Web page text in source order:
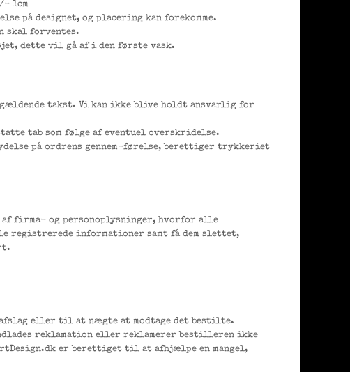
1cm
på designet, og placering kan forekomme.
skal forventes.
dette vil gå af i den første vask.
takst. Vi kan ikke blive holdt ansvarlig for
tab som følge af eventuel overskridelse.
på ordrens gennem-førelse, berettiger trykkeriet
firma- og personoplysninger, hvorfor alle
informationer samt få dem slettet,
eller til at nægte at modtage det bestilte.
reklamation eller reklamerer bestilleren ikke
er berettiget til at afhjælpe en mangel,